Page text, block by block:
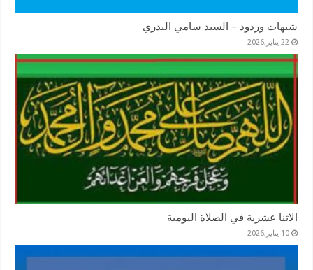
شبهات وردود – السيد سامي البدري
22 يناير,2026
الاثنا عشرية في الصلاة اليومية
10 يناير,2026